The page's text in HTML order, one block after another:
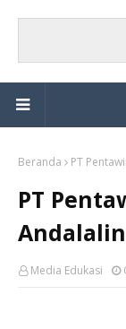
Beranda PT
PT
Media Edukasi